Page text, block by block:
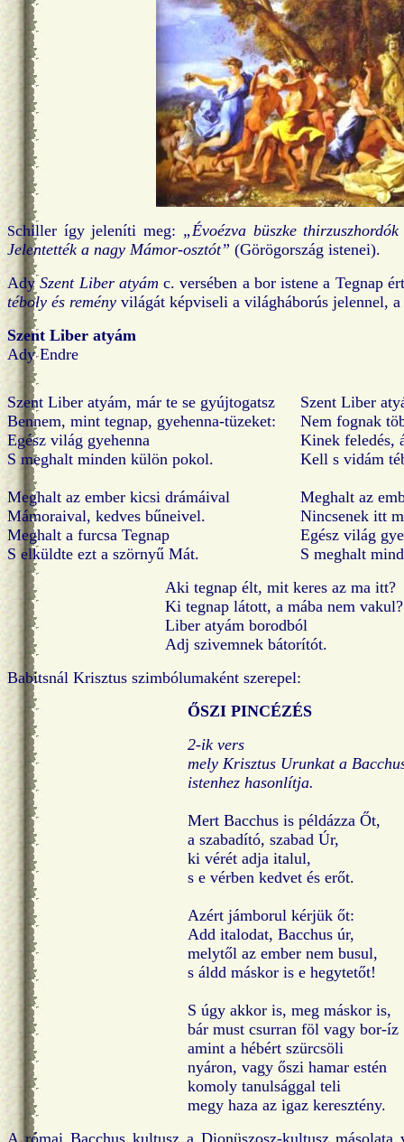
Schiller így jeleníti meg: „Évoézva büszke
Jelentették a nagy Mámor-osztót” (Görögország istenei).
AdySzent Liber atyám c. versében a bor istene a Tegnap
téboly és remény világát képviseli a világháborús jelennel,
Szent Liber atyám
Ady Endre
Szent Liber atyám, már te se gyújtogatsz
Bennem, mint tegnap, gyehenna-tüzeket:
Egész világ gyehenna
S meghalt minden külön pokol.
Meghalt az ember kicsi drámáival
Mámoraival, kedves bűneivel.
Meghalt a furcsa Tegnap
S elküldte ezt a szörnyű Mát.
Szent Liber
Nem fognak
Kinek feledés,
Kell s vidám
Meghalt az
Nincsenek itt
Egész világ
S meghalt
Aki tegnap élt, mit keres az ma itt?
Ki tegnap látott, a mába nem vakul?
Liber atyám borodból
Adj szivemnek bátorítót.
Babitsnál Krisztus szimbólumaként szerepel:
ŐSZI PINCÉZÉS
2-ik vers
mely Krisztus Urunkat a
istenhez hasonlítja.
Mert Bacchus is példázza Őt,
a szabadító, szabad Úr,
ki vérét adja italul,
s e vérben kedvet és erőt.
Azért jámborul kérjük őt:
Add italodat, Bacchus úr,
melytől az ember nem busul,
s áldd máskor is e hegytetőt!
S úgy akkor is, meg máskor is,
bár must csurran föl vagy bor-íz
amint a hébért szürcsöli
nyáron, vagy őszi hamar estén
komoly tanulsággal teli
megy haza az igaz keresztény.